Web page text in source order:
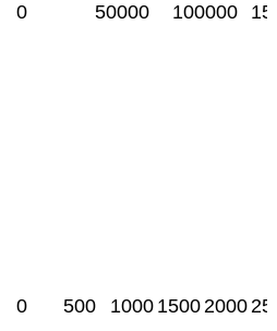
0 50000 100000
0 500 1000 15002000